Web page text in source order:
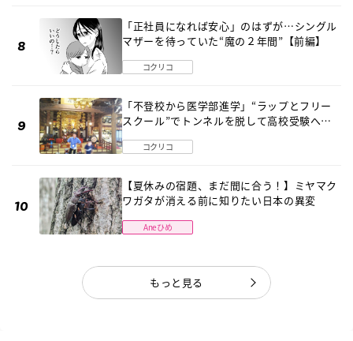
「正社員になれば安心」のはずが…シングル
マザーを待っていた“魔の２年間”【前編】
コクリコ
「不登校から医学部進学」“ラップとフリー
スクール”でトンネルを脱して高校受験へ
コクリコ
【夏休みの宿題、まだ間に合う！】ミヤマク
ワガタが消える前に知りたい日本の異変
Aneひめ
もっと見る